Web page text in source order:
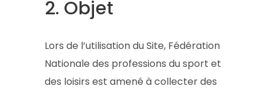
2. Objet
Lors de l’utilisation du Site, Fédération
Nationale des professions du sport et
des loisirs est amené à collecter des